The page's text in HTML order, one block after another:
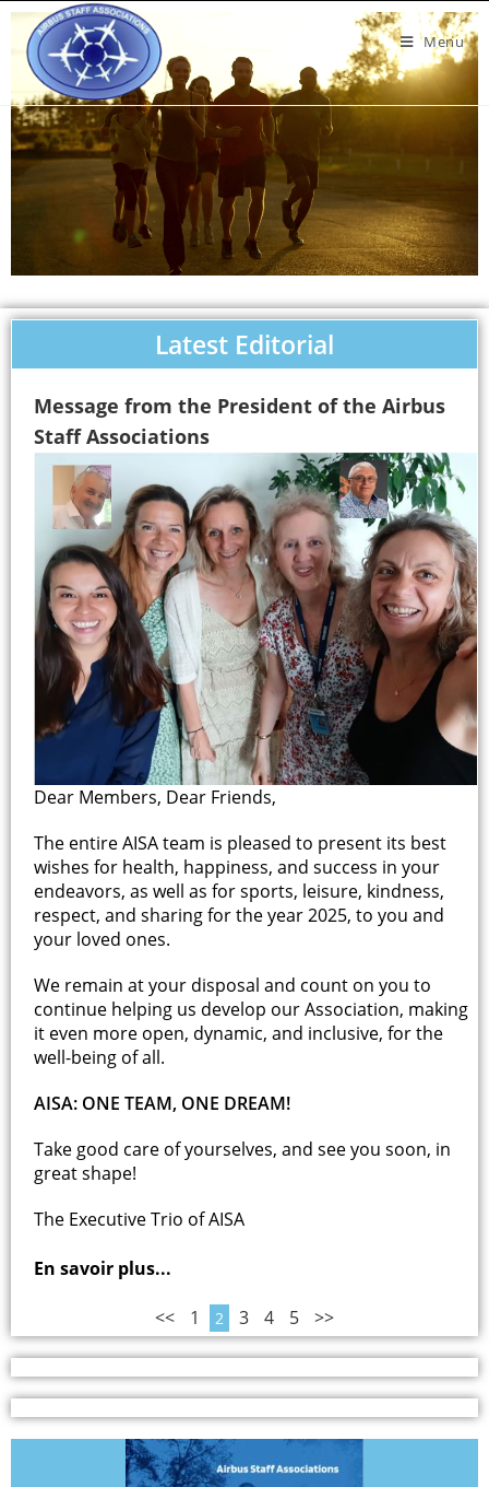
Menu
Latest Editorial
Message from the President of the Airbus
Staff Associations
Dear Members, Dear Friends,
The entire AISA team is pleased to present its best
wishes for health, happiness, and success in your
endeavors, as well as for sports, leisure, kindness,
respect, and sharing for the year 2025, to you and
your loved ones.
We remain at your disposal and count on you to
continue helping us develop our Association, making
it even more open, dynamic, and inclusive, for the
well-being of all.
AISA: ONE TEAM, ONE DREAM!
Take good care of yourselves, and see you soon, in
great shape!
The Executive Trio of AISA
En savoir plus...
<< 1 2 3 4 5 >>